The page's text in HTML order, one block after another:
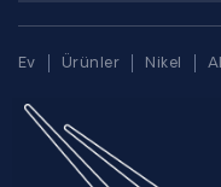
Ev Ürünler Nikel